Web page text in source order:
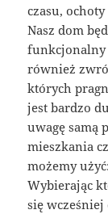
czasu,
Nasz dom
funkcjonalny
również
których
jest bardzo
uwagę samą
mieszkania
możemy
Wybierając
się wcześniej